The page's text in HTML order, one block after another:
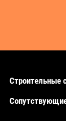
Строительные